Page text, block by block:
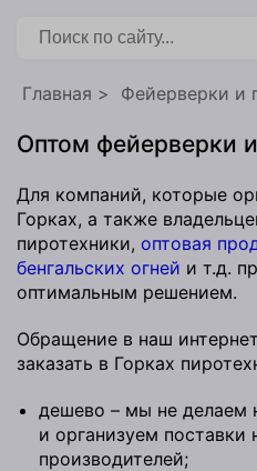
Главная Фейерверки и
Оптом фейерверки
Для компаний, которые
Горках, а также
пиротехники, оптовая
бенгальских огней и т.д.
оптимальным решением.
Обращение в наш
заказать в Горках
дешево – мы не делаем
и организуем поставки
производителей;